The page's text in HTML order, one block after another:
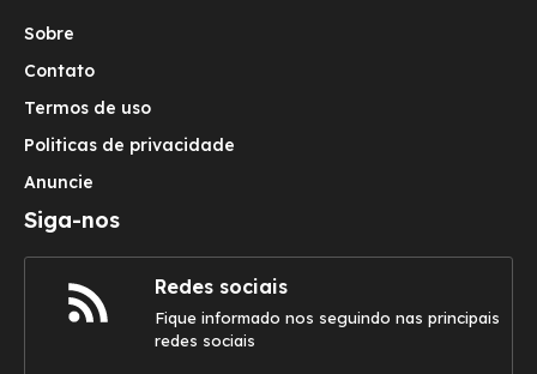
Sobre
Contato
Termos de uso
Politicas de privacidade
Anuncie
Siga-nos
Redes sociais
Fique informado nos seguindo nas principais
redes sociais